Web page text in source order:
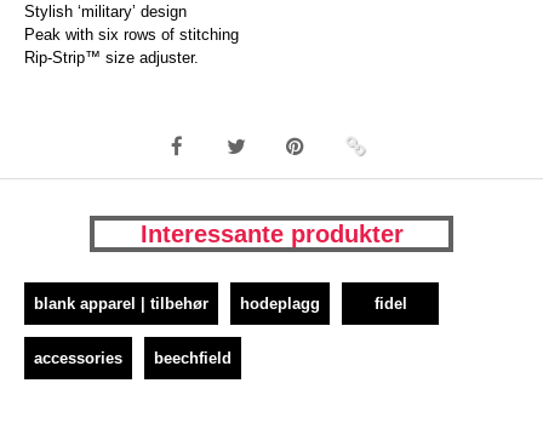
Stylish ‘military’ design
Peak with six rows of stitching
Rip-Strip™ size adjuster.
Interessante produkter
blank apparel | tilbehør hodeplagg fidel
accessories beechfield